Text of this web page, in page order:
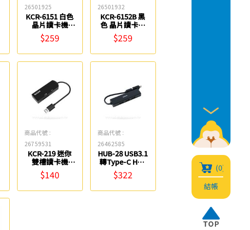
(0)
結帳
26501925
KCR-6151 白色
晶片讀卡機
KINYO
$259
26501932
KCR-6152B 黑
色 晶片讀卡機
KINYO
$259
商品代號 :
26759531
KCR-219 迷你
雙槽讀卡機
KINYO
$140
商品代號 :
26462585
HUB-28 USB3.1
轉Type-C HUB
集線器 KINYO
$322